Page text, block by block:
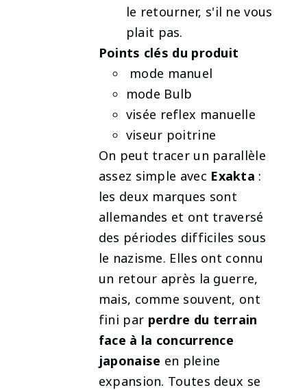
le retourner, s'il ne vous
plait pas.
Points clés du produit
mode manuel
mode Bulb
visée reflex manuelle
viseur poitrine
On peut tracer un parallèle
assez simple avec Exakta :
les deux marques sont
allemandes et ont traversé
des périodes difficiles sous
le nazisme. Elles ont connu
un retour après la guerre,
mais, comme souvent, ont
fini par perdre du terrain
face à la concurrence
japonaise en pleine
expansion. Toutes deux se